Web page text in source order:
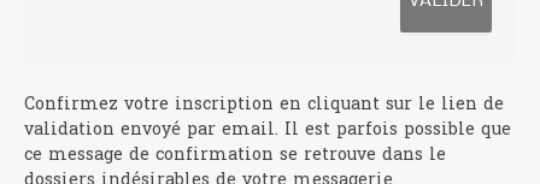
Confirmez votre inscription en cliquant sur le lien de
validation envoyé par email. Il est parfois possible que
ce message de confirmation se retrouve dans le